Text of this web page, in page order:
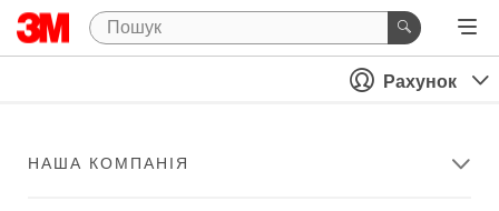
Рахунок
НАША КОМПАНІЯ